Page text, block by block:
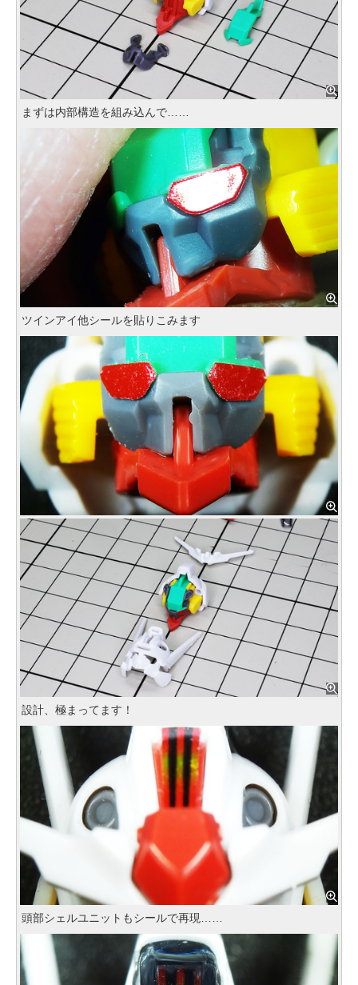
まずは内部構造を組み込んで……
ツインアイ他シールを貼りこみます
設計、極まってます！
頭部シェルユニットもシールで再現……